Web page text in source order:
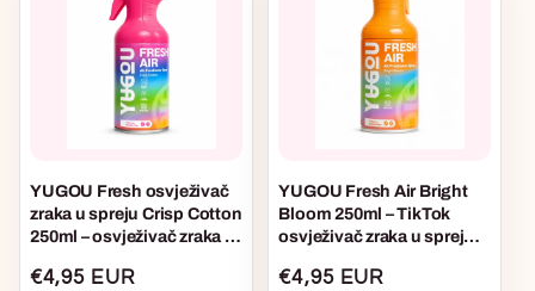
YUGOU Fresh osvježivač
zraka u spreju Crisp Cotton
250ml – osvježivač zraka u
automobil
Uobičajena
€4,95 EUR
YUGOU Fresh Air Bright
Bloom 250ml – TikTok
osvježivač zraka u spreju
mirisom za dom, WC,
Uobičajena
€4,95 EUR